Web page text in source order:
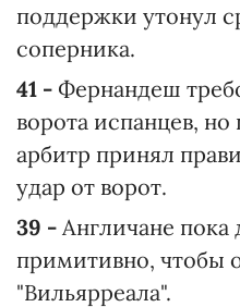
поддержки утонул
соперника.
41 - Фернандеш
ворота испанцев, но
арбитр принял
удар от ворот.
39 - Англичане
примитивно, чтобы
"Вильярреала".